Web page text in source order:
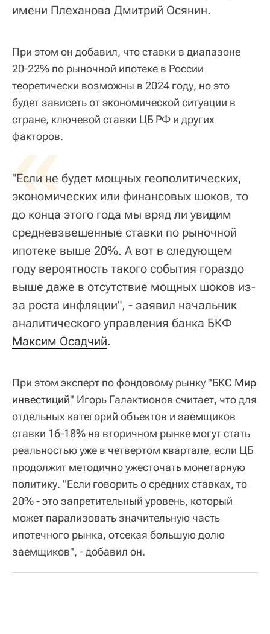
имени Плеханова Дмитрий Осянин.
При этом он добавил, что ставки в диапазоне
20-22% по рыночной ипотеке в России
теоретически возможны в 2024 году, но это
будет зависеть от экономической ситуации в
стране, ключевой ставки ЦБ РФ и других
факторов.
«
"Если не будет мощных геополитических,
экономических или финансовых шоков, то
до конца этого года мы вряд ли увидим
средневзвешенные ставки по рыночной
ипотеке выше 20%. А вот в следующем
году вероятность такого события гораздо
выше даже в отсутствие мощных шоков из-
за роста инфляции", - заявил начальник
аналитического управления банка БКФ
Максим Осадчий.
При этом эксперт по фондовому рынку "БКС Мир
инвестиций" Игорь Галактионов считает, что для
отдельных категорий объектов и заемщиков
ставки 16-18% на вторичном рынке могут стать
реальностью уже в четвертом квартале, если ЦБ
продолжит методично ужесточать монетарную
политику. "Если говорить о средних ставках, то
20% - это запретительный уровень, который
может парализовать значительную часть
ипотечного рынка, отсекая большую долю
заемщиков", - добавил он.